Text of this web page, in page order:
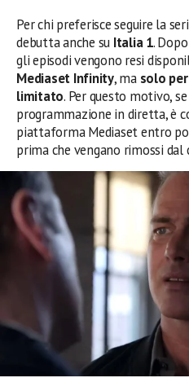
Per chi preferisce seguire la
debutta anche su Italia 1.
gli episodi vengono resi
Mediaset Infinity, ma solo
limitato. Per questo motivo,
programmazione in diretta, è
piattaforma Mediaset entro
prima che vengano rimossi